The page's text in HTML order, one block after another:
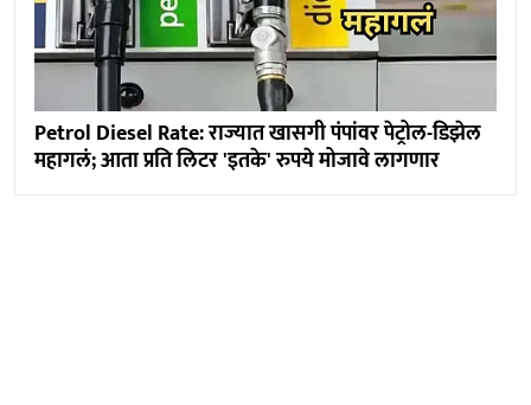
Petrol Diesel Rate: राज्यात खासगी पंपांवर पेट्रोल-डिझेल
महागलं; आता प्रति लिटर 'इतके' रुपये मोजावे लागणार